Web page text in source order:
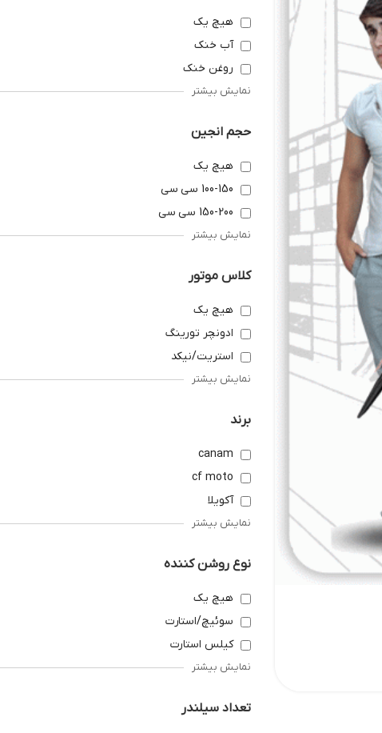
هیچ یک
آب خنک
روغن خنک
نمایش بیشتر
حجم انجین
هیچ یک
100-150 سی سی
150-200 سی سی
نمایش بیشتر
کلاس موتور
هیچ یک
ادونچر تورینگ
استریت/نیکد
نمایش بیشتر
برند
canam
cf moto
آکویلا
نمایش بیشتر
نوع روشن کننده
هیچ یک
سوئیچ/استارت
کیلس استارت
نمایش بیشتر
تعداد سیلندر